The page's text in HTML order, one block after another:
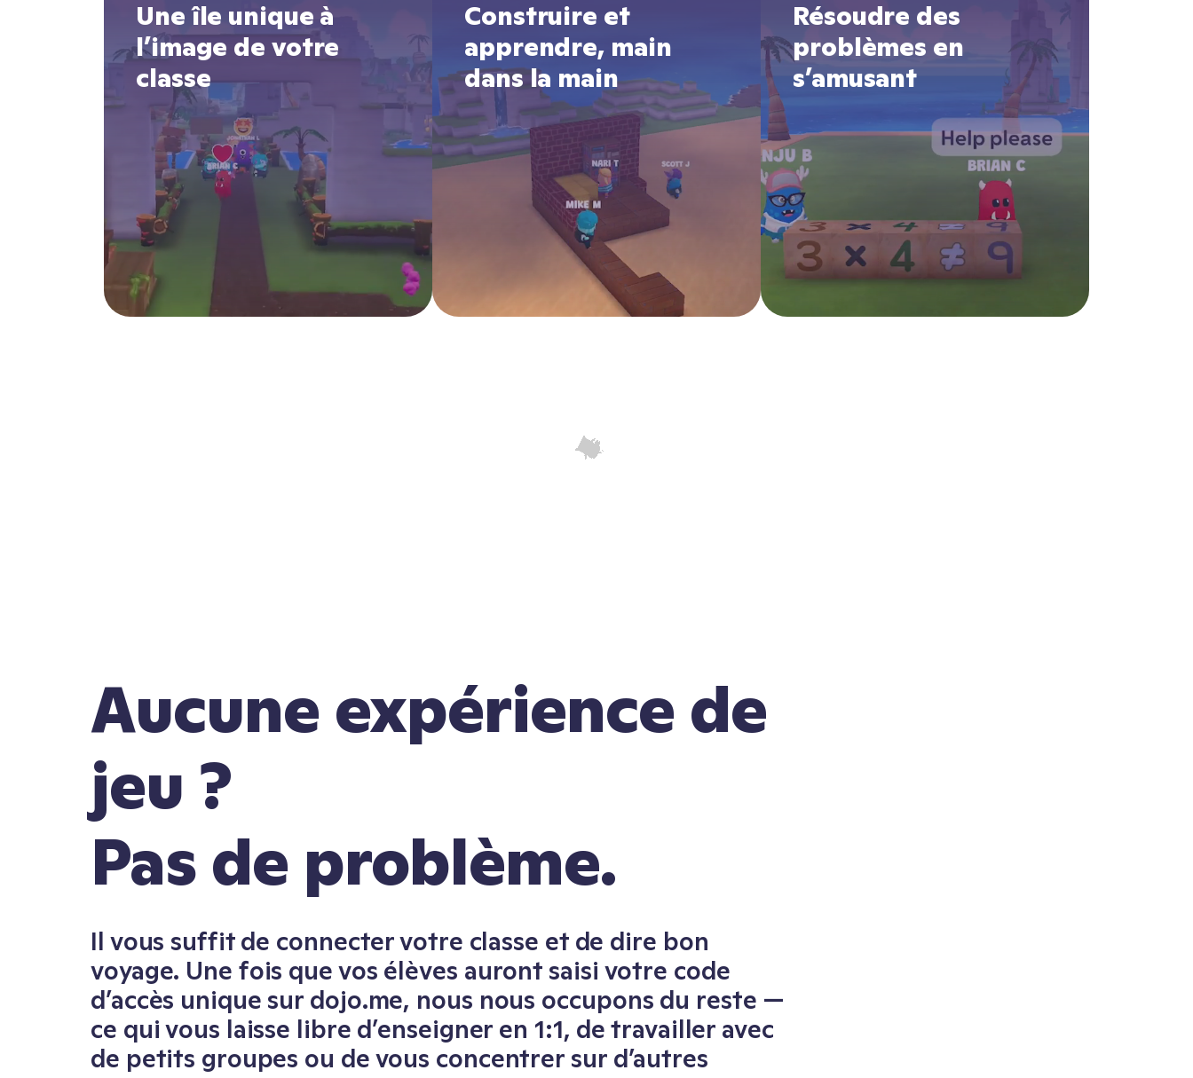
Une île unique à
l’image de votre
classe
Construire et
apprendre, main
dans la main
Résoudre des
problèmes en
s’amusant
Aucune expérience de
jeu ?
Pas de problème.
Il vous suffit de connecter votre classe et de dire bon
voyage. Une fois que vos élèves auront saisi votre code
d’accès unique sur dojo.me, nous nous occupons du reste —
ce qui vous laisse libre d’enseigner en 1:1, de travailler avec
de petits groupes ou de vous concentrer sur d’autres